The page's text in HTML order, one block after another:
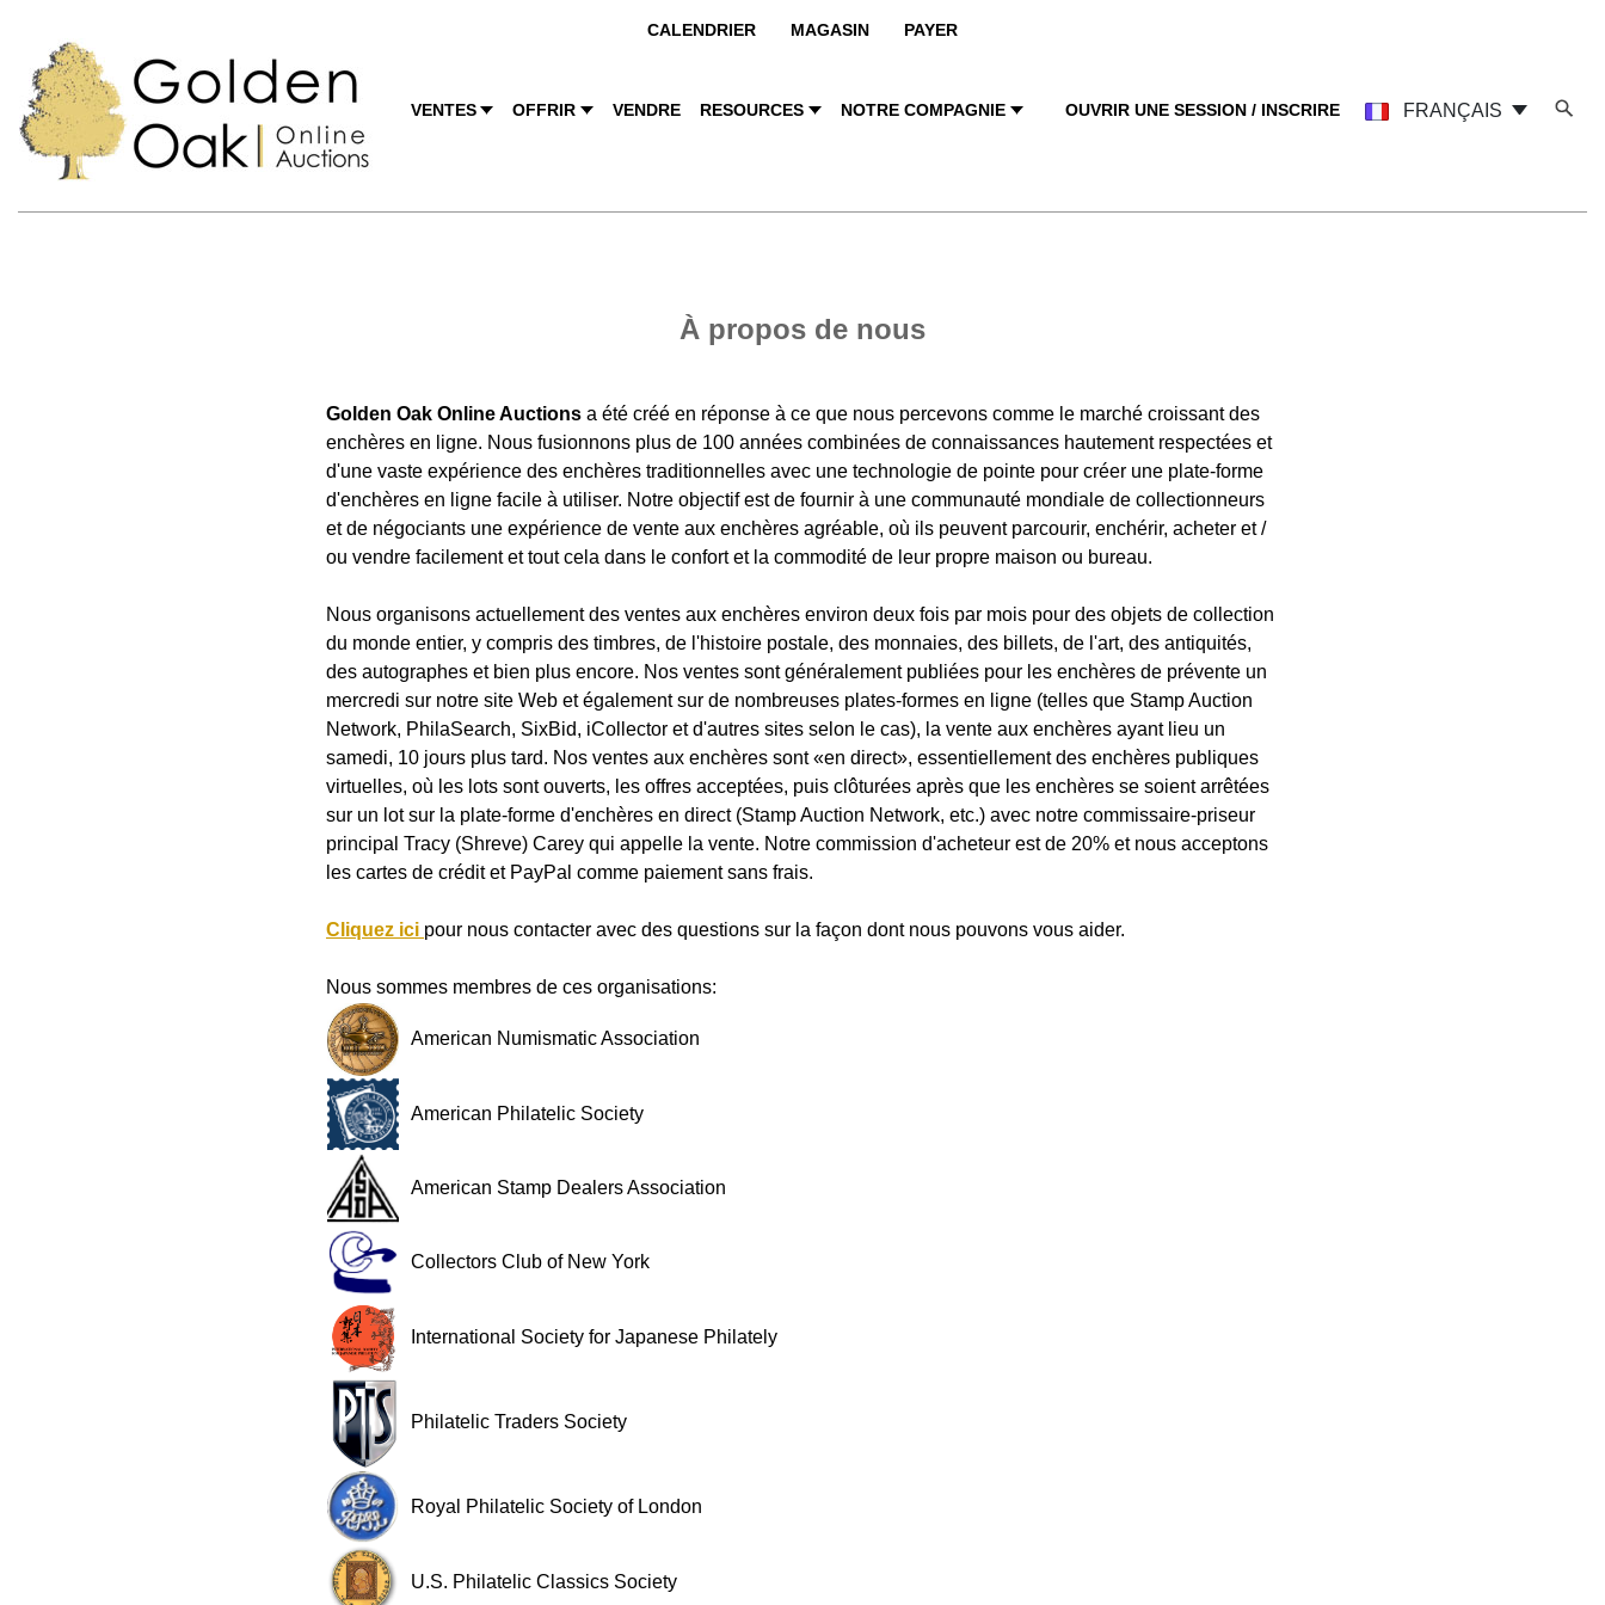
CALENDRIER MAGASIN PAYER
VENTES OFFRIR VENDRE RESOURCES NOTRE COMPAGNIE OUVRIR UNE SESSION / INSCRIRE FRANÇAIS
À propos de nous
Golden Oak Online Auctions a été créé en réponse à ce que nous percevons comme le marché croissant des
enchères en ligne. Nous fusionnons plus de 100 années combinées de connaissances hautement respectées et
d'une vaste expérience des enchères traditionnelles avec une technologie de pointe pour créer une plate-forme
d'enchères en ligne facile à utiliser. Notre objectif est de fournir à une communauté mondiale de collectionneurs
et de négociants une expérience de vente aux enchères agréable, où ils peuvent parcourir, enchérir, acheter et /
ou vendre facilement et tout cela dans le confort et la commodité de leur propre maison ou bureau.
Nous organisons actuellement des ventes aux enchères environ deux fois par mois pour des objets de collection
du monde entier, y compris des timbres, de l'histoire postale, des monnaies, des billets, de l'art, des antiquités,
des autographes et bien plus encore. Nos ventes sont généralement publiées pour les enchères de prévente un
mercredi sur notre site Web et également sur de nombreuses plates-formes en ligne (telles que Stamp Auction
Network, PhilaSearch, SixBid, iCollector et d'autres sites selon le cas), la vente aux enchères ayant lieu un
samedi, 10 jours plus tard. Nos ventes aux enchères sont «en direct», essentiellement des enchères publiques
virtuelles, où les lots sont ouverts, les offres acceptées, puis clôturées après que les enchères se soient arrêtées
sur un lot sur la plate-forme d'enchères en direct (Stamp Auction Network, etc.) avec notre commissaire-priseur
principal Tracy (Shreve) Carey qui appelle la vente. Notre commission d'acheteur est de 20% et nous acceptons
les cartes de crédit et PayPal comme paiement sans frais.
Cliquez ici pour nous contacter avec des questions sur la façon dont nous pouvons vous aider.
Nous sommes membres de ces organisations:
American Numismatic Association
American Philatelic Society
American Stamp Dealers Association
Collectors Club of New York
International Society for Japanese Philately
Philatelic Traders Society
Royal Philatelic Society of London
U.S. Philatelic Classics Society